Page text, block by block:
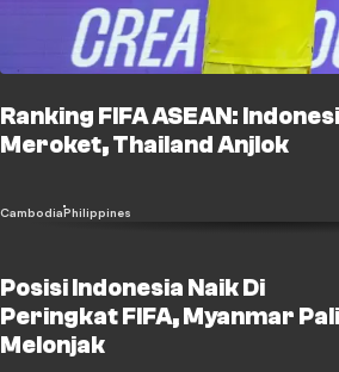
Ranking FIFA ASEAN:
Meroket, Thailand Anjlok
CambodiaPhilippines
Posisi Indonesia Naik Di
Peringkat FIFA, Myanmar
Melonjak